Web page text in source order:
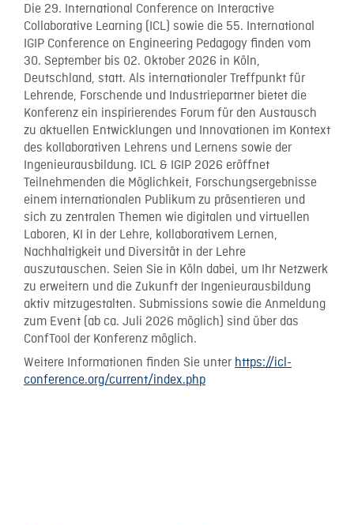
Die 29. International Conference on Interactive
Collaborative Learning (ICL) sowie die 55. International
IGIP Conference on Engineering Pedagogy finden vom
30. September bis 02. Oktober 2026 in Köln,
Deutschland, statt. Als internationaler Treffpunkt für
Lehrende, Forschende und Industriepartner bietet die
Konferenz ein inspirierendes Forum für den Austausch
zu aktuellen Entwicklungen und Innovationen im Kontext
des kollaborativen Lehrens und Lernens sowie der
Ingenieurausbildung. ICL & IGIP 2026 eröffnet
Teilnehmenden die Möglichkeit, Forschungsergebnisse
einem internationalen Publikum zu präsentieren und
sich zu zentralen Themen wie digitalen und virtuellen
Laboren, KI in der Lehre, kollaborativem Lernen,
Nachhaltigkeit und Diversität in der Lehre
auszutauschen. Seien Sie in Köln dabei, um Ihr Netzwerk
zu erweitern und die Zukunft der Ingenieurausbildung
aktiv mitzugestalten. Submissions sowie die Anmeldung
zum Event (ab ca. Juli 2026 möglich) sind über das
ConfTool der Konferenz möglich.
Weitere Informationen finden Sie unter https://icl-
conference.org/current/index.php